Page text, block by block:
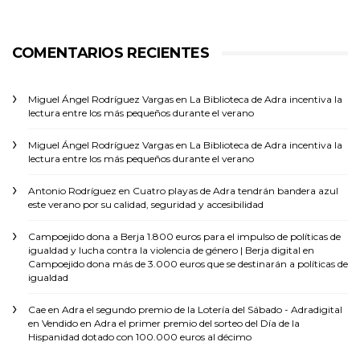
COMENTARIOS RECIENTES
Miguel Ángel Rodríguez Vargas en La Biblioteca de Adra incentiva la
lectura entre los más pequeños durante el verano
Miguel Ángel Rodríguez Vargas en La Biblioteca de Adra incentiva la
lectura entre los más pequeños durante el verano
Antonio Rodríguez en Cuatro playas de Adra tendrán bandera azul
este verano por su calidad, seguridad y accesibilidad
Campoejido dona a Berja 1.800 euros para el impulso de políticas de
igualdad y lucha contra la violencia de género | Berja digital en
Campoejido dona más de 3.000 euros que se destinarán a políticas de
igualdad
Cae en Adra el segundo premio de la Lotería del Sábado - Adradigital
en Vendido en Adra el primer premio del sorteo del Día de la
Hispanidad dotado con 100.000 euros al décimo